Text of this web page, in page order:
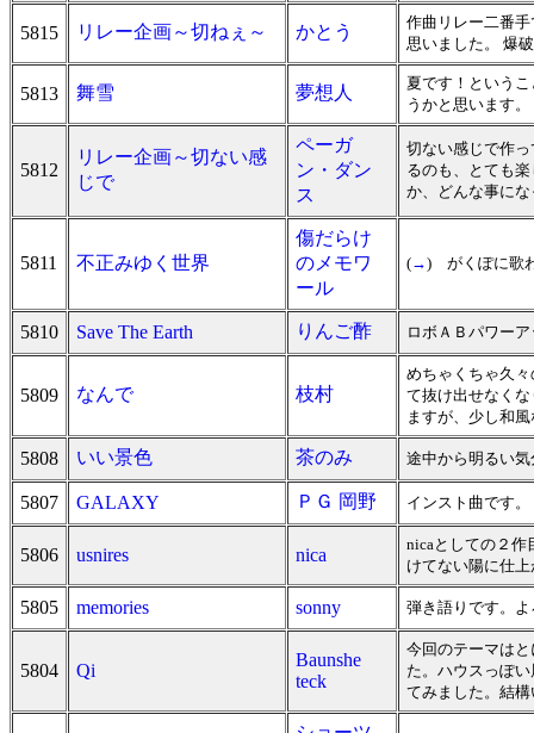
5815 リレー企画～切ねぇ～ かとう
作曲リレー二番
思いました。 爆
5813 舞雪 夢想人
夏です！という
うかと思います
5812
リレー企画～切ない感
じで
ペーガ
ン・ダン
ス
切ない感じで作
るのも、とても
か、どんな事に
5811 不正みゆく世界
傷だらけ
のメモワ
ール
(→) がくぽに歌
5810 Save The Earth りんご酢 ロボＡＢパワー
5809 なんで 枝村
めちゃくちゃ久
て抜け出せなく
ますが、少し和
5808 いい景色 茶のみ 途中から明るい
5807 GALAXY ＰＧ 岡野 インスト曲です。
5806 usnires nica
nicaとしての２作
けてない陽に仕
5805 memories sonny 弾き語りです。
5804 Qi
Baunshe
teck
今回のテーマは
た。ハウスっぽ
てみました。結